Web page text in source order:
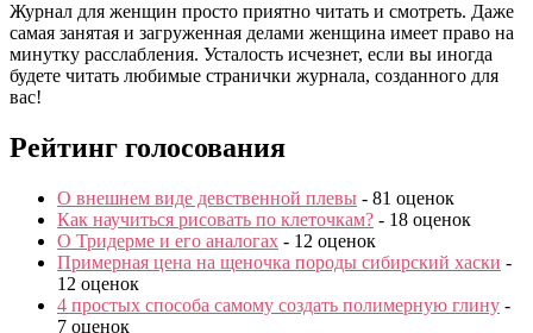
Журнал для женщин просто приятно читать и смотреть. Даже
самая занятая и загруженная делами женщина имеет право на
минутку расслабления. Усталость исчезнет, если вы иногда
будете читать любимые странички журнала, созданного для
вас!
Рейтинг голосования
О внешнем виде девственной плевы - 81 оценок
Как научиться рисовать по клеточкам? - 18 оценок
О Тридерме и его аналогах - 12 оценок
Примерная цена на щеночка породы сибирский хаски -
12 оценок
4 простых способа самому создать полимерную глину -
7 оценок